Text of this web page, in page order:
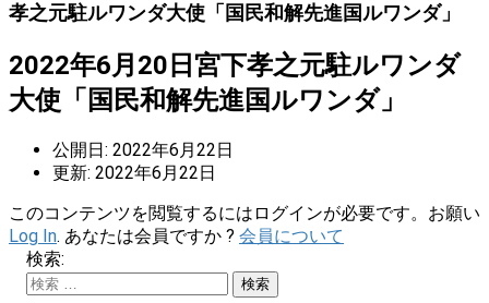
孝之元駐ルワンダ大使「国民和解先進国ルワンダ」
2022年6月20日宮下孝之元駐ルワンダ
大使「国民和解先進国ルワンダ」
公開日: 2022年6月22日
更新: 2022年6月22日
このコンテンツを閲覧するにはログインが必要です。お願い
Log In. あなたは会員ですか ? 会員について
検索: